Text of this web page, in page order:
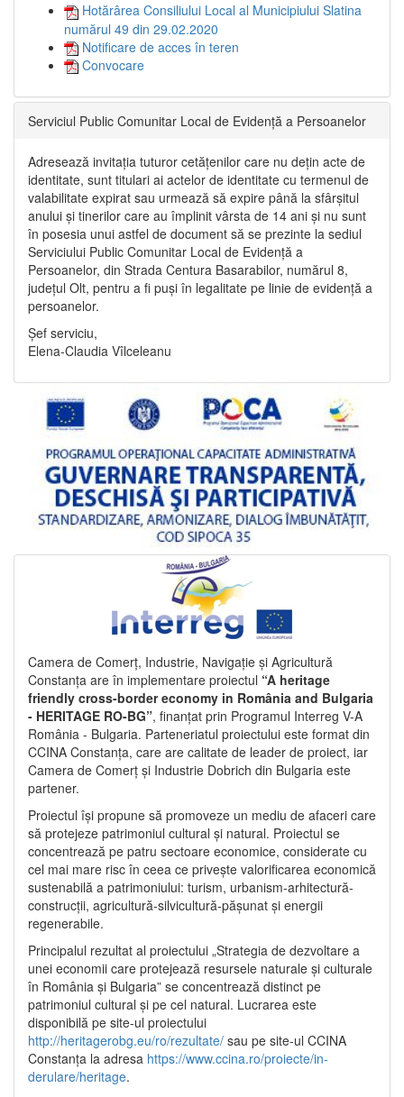
Hotărârea Consiliului Local al Municipiului Slatina
numărul 49 din 29.02.2020
Notificare de acces în teren
Convocare
Serviciul Public Comunitar Local de Evidență a Persoanelor
Adresează invitația tuturor cetățenilor care nu dețin acte de
identitate, sunt titulari ai actelor de identitate cu termenul de
valabilitate expirat sau urmează să expire până la sfârșitul
anului și tinerilor care au împlinit vârsta de 14 ani și nu sunt
în posesia unui astfel de document să se prezinte la sediul
Serviciului Public Comunitar Local de Evidență a
Persoanelor, din Strada Centura Basarabilor, numărul 8,
județul Olt, pentru a fi puși în legalitate pe linie de evidență a
persoanelor.
Șef serviciu,
Elena-Claudia Vîlceleanu
Camera de Comerț, Industrie, Navigație și Agricultură
Constanța are în implementare proiectul “A heritage
friendly cross-border economy in România and Bulgaria
- HERITAGE RO-BG”, finanțat prin Programul Interreg V-A
România - Bulgaria. Parteneriatul proiectului este format din
CCINA Constanța, care are calitate de leader de proiect, iar
Camera de Comerț și Industrie Dobrich din Bulgaria este
partener.
Proiectul își propune să promoveze un mediu de afaceri care
să protejeze patrimoniul cultural și natural. Proiectul se
concentrează pe patru sectoare economice, considerate cu
cel mai mare risc în ceea ce privește valorificarea economică
sustenabilă a patrimoniului: turism, urbanism-arhitectură-
construcții, agricultură-silvicultură-pășunat și energii
regenerabile.
Principalul rezultat al proiectului „Strategia de dezvoltare a
unei economii care protejează resursele naturale și culturale
în România și Bulgaria” se concentrează distinct pe
patrimoniul cultural și pe cel natural. Lucrarea este
disponibilă pe site-ul proiectului
http://heritagerobg.eu/ro/rezultate/ sau pe site-ul CCINA
Constanța la adresa https://www.ccina.ro/proiecte/in-
derulare/heritage.